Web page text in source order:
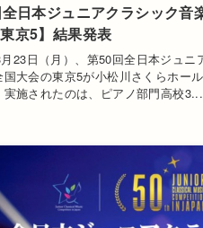
日本ジュニアクラシック音
京5】結果発表
23日（月）、第50回全日本ジュニ
国大会の東京5が小松川さくらホー
実施されたのは、ピアノ部門高校3...